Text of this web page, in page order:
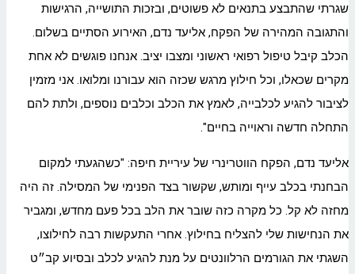
שגרתי שהתבצע בתנאים לא פשוטים, ובזכות התושייה, הרגישות
והתגובה המהירה של הפקח, אליעד נדם, האירוע הסתיים בשלום.
הכלב קיבל טיפול רפואי ראשוני ומצבו יציב. אנחנו פוגשים לא אחת
מקרים שכאלו, וכל חילוץ מרגש שכזה הוא עבורנו ומלואו. אני מזמין
לציבור להגיע לכלבייה, לאמץ את הכלב וכלבים נוספים, ולתת להם
התחלה חדשה וראוייה בחיים".
אליעד נדם, הפקח הווטרינרי של עיריית חיפה: "כשהגעתי למקום
הבחנתי בכלב עייף ומותש, שקשור בצד הפנימי של המסילה. זה היה
מחזה לא קל. כל מקרה כזה שובר את הלב בכל פעם מחדש, ומגביר
את הנחישות שלי להצליח בחילוץ. אחרי התעקשות רבה לחילוצו,
השגתי את הגורמים הרלוונטים על מנת להגיע לכלב ובסיוע קב״ט